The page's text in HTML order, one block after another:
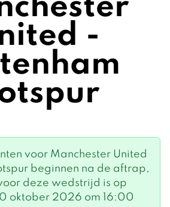
-
voor Manchester United
beginnen na de aftrap,
deze wedstrijd is op
oktober 2026 om 16:00